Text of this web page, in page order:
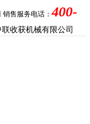
销售服务电话：400-